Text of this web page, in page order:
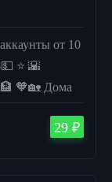
от 10
⭐ 🌇
🧡🏡 Дома
🧡
29 ₽